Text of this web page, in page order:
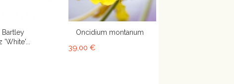
Bartley
'White'...
Oncidium montanum
39,00 €